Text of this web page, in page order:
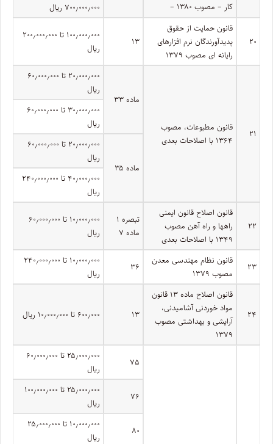
کار – مصوب ۱۳۸۰ – ۷۰۰٫۰۰۰٫۰۰۰ ریال
۲۰
قانون حمایت از حقوق
پدیدآورندگان نرم افزارهای
رایانه ای مصوب ۱۳۷۹
۱۳
۱۰۰٫۰۰۰٫۰۰۰ تا ۲۰۰٫۰۰۰٫۰۰۰
ریال
۲۱
قانون مطبوعات، مصوب
۱۳۶۴ با اصلاحات بعدی
ماده ۳۳
۲۰٫۰۰۰٫۰۰۰ تا ۶۰٫۰۰۰٫۰۰۰
ریال
۳۰٫۰۰۰٫۰۰۰ تا ۶۰٫۰۰۰٫۰۰۰
ریال
ماده ۳۵
۲۰٫۰۰۰٫۰۰۰ تا ۶۰٫۰۰۰٫۰۰۰
ریال
۴۰٫۰۰۰٫۰۰۰ تا ۲۴۰٫۰۰۰٫۰۰۰
ریال
۲۲
قانون اصلاح قانون ایمنی
راهها و راه آهن مصوب
۱۳۴۹ با اصلاحات بعدی
تبصره ۱
ماده ۷
۱۰٫۰۰۰٫۰۰۰ تا ۶۰٫۰۰۰٫۰۰۰
ریال
۲۳
قانون نظام مهندسی معدن
مصوب ۱۳۷۹
۳۶
۱۰٫۰۰۰٫۰۰۰ تا ۲۴۰٫۰۰۰٫۰۰۰
ریال
۲۴
قانون اصلاح ماده ۱۳ قانون
مواد خوردنی آشامیدنی،
آرایشی و بهداشتی مصوب
۱۳۷۹
۱۳ ۶۰۰٫۰۰۰ تا ۱۰٫۰۰۰٫۰۰۰ ریال
۷۵
۲۵٫۰۰۰٫۰۰۰ تا ۶۰٫۰۰۰٫۰۰۰
ریال
۷۶
۲۵٫۰۰۰٫۰۰۰ تا ۱۰۰٫۰۰۰٫۰۰۰
ریال
۸۰
۱۰٫۰۰۰٫۰۰۰ تا ۲۵٫۰۰۰٫۰۰۰
ریال